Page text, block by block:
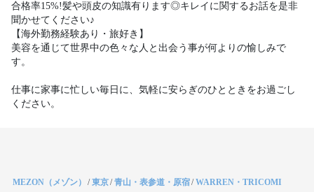
合格率15%!髪や頭皮の知識有ります◎キレイに関するお話を是非
聞かせてください♪
【海外勤務経験あり・旅好き】
美容を通じて世界中の色々な人と出会う事が何よりの愉しみで
す。
仕事に家事に忙しい毎日に、気軽に安らぎのひとときをお過ごし
ください。
MEZON（メゾン） /東京/青山・表参道・原宿/WARREN・TRICOMI